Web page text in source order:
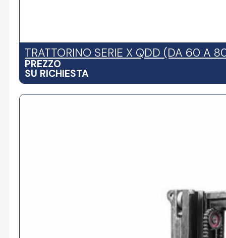
TRATTORINO SERIE X QDD (DA 60 A
PREZZO
SU RICHIESTA